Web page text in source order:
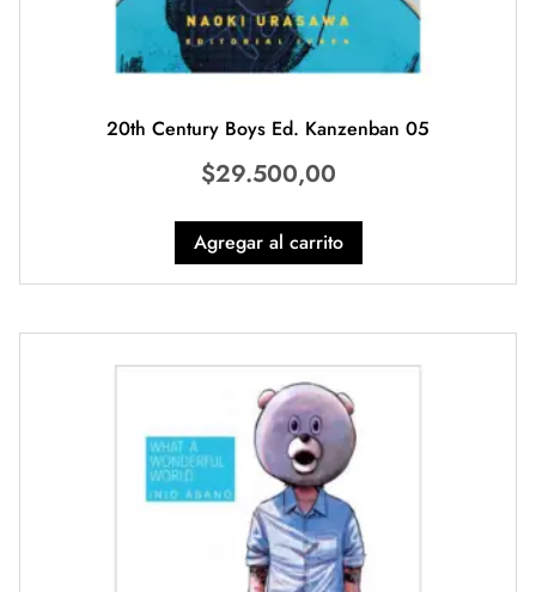
20th Century Boys Ed. Kanzenban 05
$29.500,00
Agregar al carrito